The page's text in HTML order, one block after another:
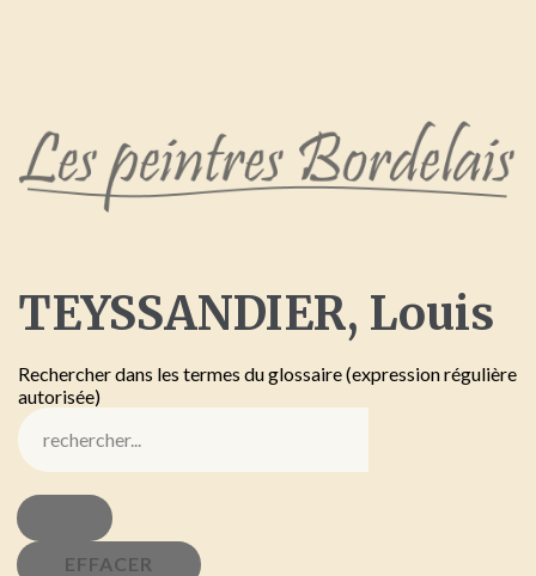
TEYSSANDIER, Louis
Rechercher dans les termes du glossaire (expression régulière
autorisée)